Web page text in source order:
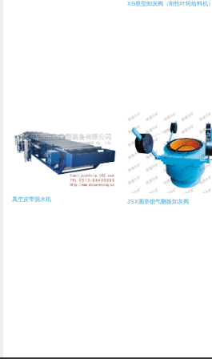
XG星型卸灰阀（刚性叶轮给料机）
真空皮带脱水机 JSX圆形锁气翻板卸灰阀